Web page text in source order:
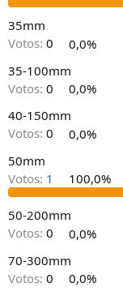
35mm
Votos: 0
0,0%
35-100mm
Votos: 0
0,0%
40-150mm
Votos: 0
0,0%
50mm
Votos: 1 100,0%
50-200mm
Votos: 0
0,0%
70-300mm
Votos: 0
0,0%